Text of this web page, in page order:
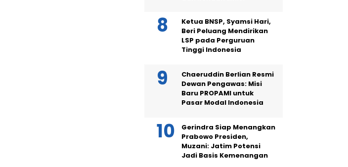
Ketua BNSP, Syamsi Hari,
Beri Peluang Mendirikan
LSP pada Perguruan
Tinggi Indonesia
Chaeruddin Berlian Resmi
Dewan Pengawas: Misi
Baru PROPAMI untuk
Pasar Modal Indonesia
Gerindra Siap Menangkan
Prabowo Presiden,
Muzani: Jatim Potensi
Jadi Basis Kemenangan